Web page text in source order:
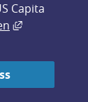
Capita
Länk till